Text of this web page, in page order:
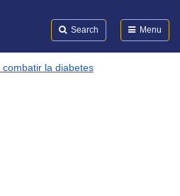
Search Menu
la diabetes